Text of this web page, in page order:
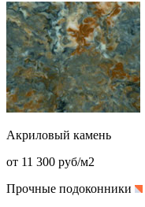
Акриловый камень
от 11 300 руб/м2
Прочные подоконники